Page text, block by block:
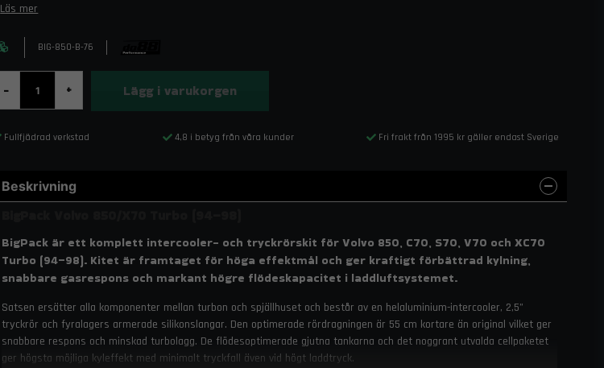
Läs mer
BIG-850-B-76
- + Lägg i varukorgen
Fullfjädrad verkstad 4,8 i betyg från våra kunder Fri frakt från 1995 kr gäller endast Sverige
Beskrivning
BigPack är ett komplett intercooler- och tryckrörskit för Volvo 850, C70, S70, V70 och XC70
Turbo (94–98). Kitet är framtaget för höga effektmål och ger kraftigt förbättrad kylning,
snabbare gasrespons och markant högre flödeskapacitet i laddluftsystemet.
Satsen ersätter alla komponenter mellan turbon och spjällhuset och består av en helaluminium-intercooler, 2,5”
tryckrör och fyralagers armerade silikonslangar. Den optimerade rördragningen är 55 cm kortare än original vilket ger
snabbare respons och minskad turbolagg. De flödesoptimerade gjutna tankarna och det noggrant utvalda cellpaketet
ger högsta möjliga kyleffekt med minimalt tryckfall även vid högt laddtryck.